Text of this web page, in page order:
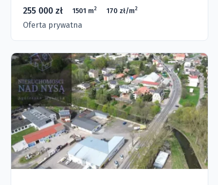
255 000 zł 1501 m2 170 zł/m2
Oferta prywatna